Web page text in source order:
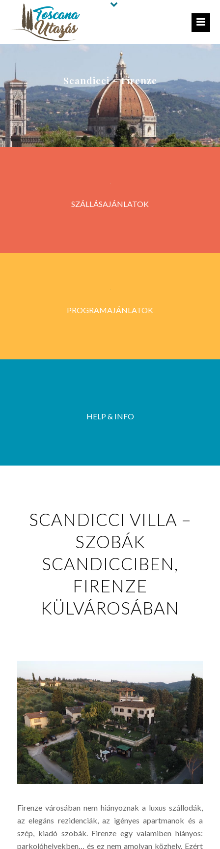
Scandicci – Firenze
SZÁLLÁSAJÁNLATOK
PROGRAMAJÁNLATOK
HELP & INFO
SCANDICCI VILLA –
SZOBÁK
SCANDICCIBEN,
FIRENZE
KÜLVÁROSÁBAN
Firenze városában nem hiányoznak a luxus szállodák,
az elegáns rezidenciák, az igényes apartmanok és a
szép, kiadó szobák. Firenze egy valamiben hiányos:
parkolóhelyekben… és ez nem amolyan közhely. Ezért